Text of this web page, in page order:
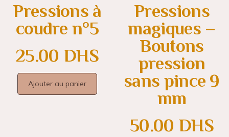
Pressions à
coudre n°5
25.00 DHS
Ajouter au panier
Pressions
magiques –
Boutons
pression
sans pince 9
mm
50.00 DHS